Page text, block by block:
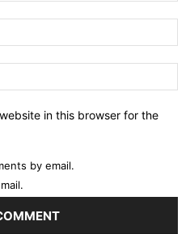
in this browser for the
by email.